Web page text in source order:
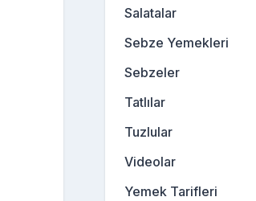
Salatalar
Sebze Yemekleri
Sebzeler
Tatlılar
Tuzlular
Videolar
Yemek Tarifleri